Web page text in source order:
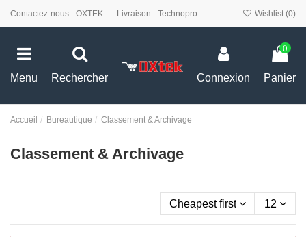
Contactez-nous - OXTEK Livraison - Technopro Wishlist (0)
Menu Rechercher Connexion
0
Panier
Accueil Bureautique Classement & Archivage
Classement & Archivage
Cheapest first 12